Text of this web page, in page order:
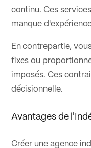
continu. Ces
manque
En contrepartie,
fixes ou
imposés. Ces
décisionnelle.
Avantages de
Créer une agence